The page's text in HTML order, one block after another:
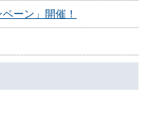
ーン」開催！